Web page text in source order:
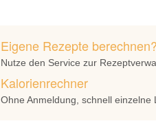
Eigene Rezepte berechnen?
Nutze den Service zur
Kalorienrechner
Ohne Anmeldung, schnell